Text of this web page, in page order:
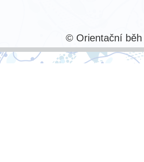
© Orientační běh